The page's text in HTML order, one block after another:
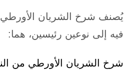
يُصنف شرخ الشريان الأورطي
فيه إلى نوعين رئيسين، هما:
شرخ الشريان الأورطي من